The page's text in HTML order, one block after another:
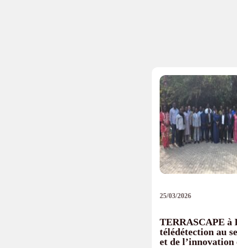
25/03/2026
TERRASCAPE à
télédétection au
et de